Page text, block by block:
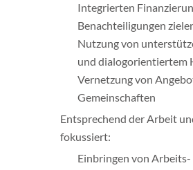
Integrierten
Benachteiligungen
Nutzung von
und dialogorientiertem
Vernetzung von
Gemeinschaften
Entsprechend der Arbeit
fokussiert:
Einbringen von